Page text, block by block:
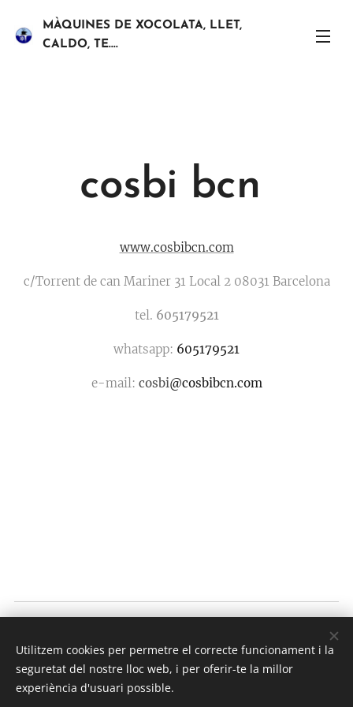
MÀQUINES DE XOCOLATA, LLET,
CALDO, TE....
cosbi bcn
www.cosbibcn.com
c/Torrent de can Mariner 31 Local 2 08031 Barcelona
tel. 605179521
whatsapp: 605179521
e-mail: cosbi@cosbibcn.com
Todos los derechosreservados2018
Optimitzat perWebnode Cookies
Utilitzem cookies per permetre el correcte funcionament i la
seguretat del nostre lloc web, i per oferir-te la millor
experiència d'usuari possible.